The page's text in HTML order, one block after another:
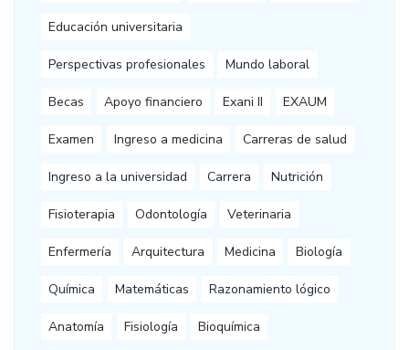
Educación universitaria
Perspectivas profesionales Mundo laboral
Becas Apoyo financiero Exani II EXAUM
Examen Ingreso a medicina Carreras de salud
Ingreso a la universidad Carrera Nutrición
Fisioterapia Odontología Veterinaria
Enfermería Arquitectura Medicina Biología
Química Matemáticas Razonamiento lógico
Anatomía Fisiología Bioquímica